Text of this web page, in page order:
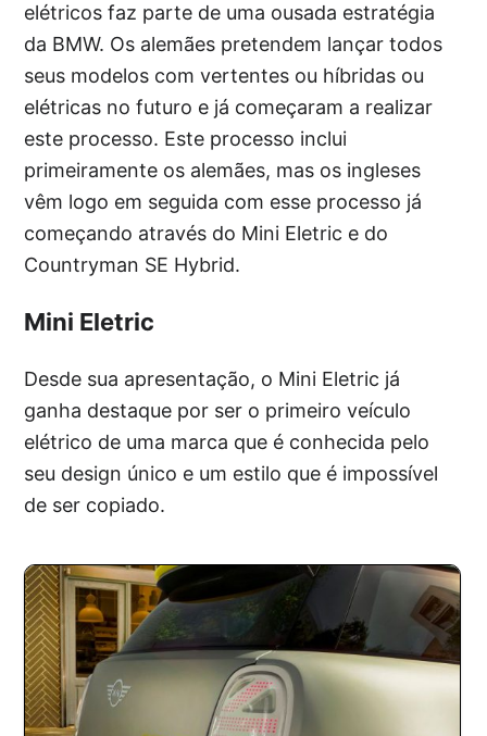
elétricos faz parte de uma ousada estratégia
da BMW. Os alemães pretendem lançar todos
seus modelos com vertentes ou híbridas ou
elétricas no futuro e já começaram a realizar
este processo. Este processo inclui
primeiramente os alemães, mas os ingleses
vêm logo em seguida com esse processo já
começando através do Mini Eletric e do
Countryman SE Hybrid.
Mini Eletric
Desde sua apresentação, o Mini Eletric já
ganha destaque por ser o primeiro veículo
elétrico de uma marca que é conhecida pelo
seu design único e um estilo que é impossível
de ser copiado.